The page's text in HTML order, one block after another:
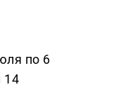
по 6
14